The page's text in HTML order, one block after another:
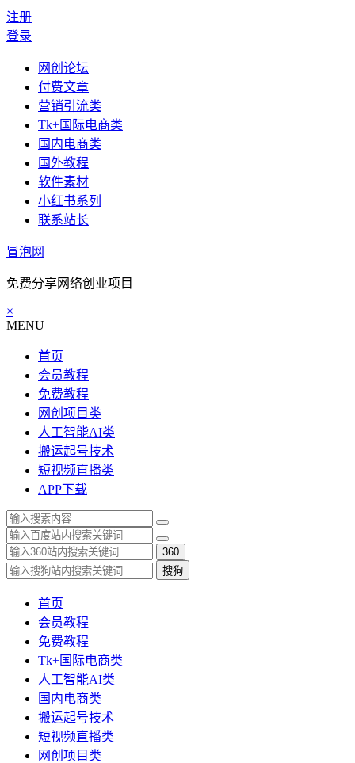
注册
登录
网创论坛
付费文章
营销引流类
Tk+国际电商类
国内电商类
国外教程
软件素材
小红书系列
联系站长
冒泡网
免费分享网络创业项目
×
MENU
首页
会员教程
免费教程
网创项目类
人工智能AI类
搬运起号技术
短视频直播类
APP下载
360
搜狗
首页
会员教程
免费教程
Tk+国际电商类
人工智能AI类
国内电商类
搬运起号技术
短视频直播类
网创项目类